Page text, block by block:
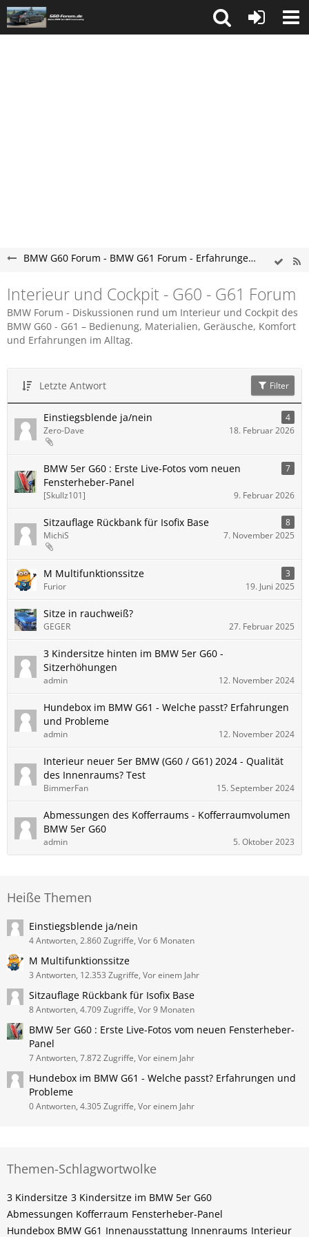
BMW G60 Forum - BMW G61 Forum - Erfahrungen und Probleme
Interieur und Cockpit - G60 - G61 Forum
BMW Forum - Diskussionen rund um Interieur und Cockpit des
BMW G60 - G61 – Bedienung, Materialien, Geräusche, Komfort
und Erfahrungen im Alltag.
Letzte Antwort Filter
Einstiegsblende ja/nein
4
Zero-Dave
18. Februar 2026
BMW 5er G60 : Erste Live-Fotos vom neuen
Fensterheber-Panel
7
[Skullz101] 9. Februar 2026
Sitzauflage Rückbank für Isofix Base
8
MichiS
7. November 2025
M Multifunktionssitze
3
Furior
19. Juni 2025
Sitze in rauchweiß?
GEGER 27. Februar 2025
3 Kindersitze hinten im BMW 5er G60 -
Sitzerhöhungen
admin 12. November 2024
Hundebox im BMW G61 - Welche passt? Erfahrungen
und Probleme
admin 12. November 2024
Interieur neuer 5er BMW (G60 / G61) 2024 - Qualität
des Innenraums? Test
BimmerFan 15. September 2024
Abmessungen des Kofferraums - Kofferraumvolumen
BMW 5er G60
admin 5. Oktober 2023
Heiße Themen
Einstiegsblende ja/nein
4 Antworten, 2.860 Zugriffe, Vor 6 Monaten
M Multifunktionssitze
3 Antworten, 12.353 Zugriffe, Vor einem Jahr
Sitzauflage Rückbank für Isofix Base
8 Antworten, 4.709 Zugriffe, Vor 9 Monaten
BMW 5er G60 : Erste Live-Fotos vom neuen Fensterheber-
Panel
7 Antworten, 7.872 Zugriffe, Vor einem Jahr
Hundebox im BMW G61 - Welche passt? Erfahrungen und
Probleme
0 Antworten, 4.305 Zugriffe, Vor einem Jahr
Themen-Schlagwortwolke
3 Kindersitze 3 Kindersitze im BMW 5er G60
Abmessungen Kofferraum Fensterheber-Panel
Hundebox BMW G61 Innenausstattung Innenraums Interieur